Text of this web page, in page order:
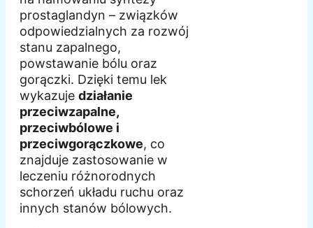
prostaglandyn – związków
odpowiedzialnych za rozwój
stanu zapalnego,
powstawanie bólu oraz
gorączki. Dzięki temu lek
wykazuje działanie
przeciwzapalne,
przeciwbólowe i
przeciwgorączkowe, co
znajduje zastosowanie w
leczeniu różnorodnych
schorzeń układu ruchu oraz
innych stanów bólowych.